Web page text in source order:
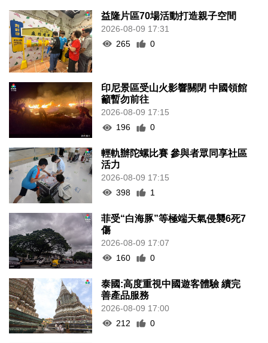
益隆片區70場活動打造親子空間
2026-08-09 17:31
265
0
印尼景區受山火影響關閉 中國領館
籲暫勿前往
2026-08-09 17:15
196
0
輕軌辦陀螺比賽 參與者眾同享社區
活力
2026-08-09 17:15
398
1
菲受“白海豚”等極端天氣侵襲6死7
傷
2026-08-09 17:07
160
0
泰國:高度重視中國遊客體驗 續完
善產品服務
2026-08-09 17:00
212
0